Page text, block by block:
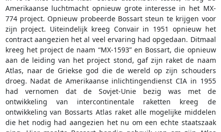
Amerikaanse luchtmacht opnieuw grote interesse in het MX-
774 project. Opnieuw probeerde Bossart steun te krijgen voor
zijn project. Uiteindelijk kreeg Convair in 1951 opnieuw het
contract aangezien het al veel ervaring had opgedaan. Ditmaal
kreeg het project de naam “MX-1593” en Bossart, die opnieuw
aan de leiding van het project stond, gaf zijn raket de naam
Atlas, naar de Griekse god die de wereld op zijn schouders
droeg. Nadat de Amerikaanse inlichtingendienst CIA in 1955
had vernomen dat de Sovjet-Unie bezig was met de
ontwikkeling van intercontinentale raketten kreeg de
ontwikkeling van Bossarts Atlas raket alle mogelijke middelen
die het nodig had aangezien het nu om een echte staatszaak